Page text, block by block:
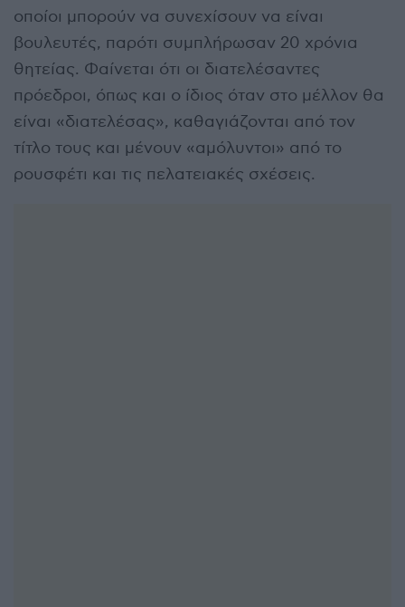
οποίοι μπορούν να συνεχίσουν να είναι
βουλευτές, παρότι συμπλήρωσαν 20 χρόνια
θητείας. Φαίνεται ότι οι διατελέσαντες
πρόεδροι, όπως και ο ίδιος όταν στο μέλλον θα
είναι «διατελέσας», καθαγιάζονται από τον
τίτλο τους και μένουν «αμόλυντοι» από το
ρουσφέτι και τις πελατειακές σχέσεις.